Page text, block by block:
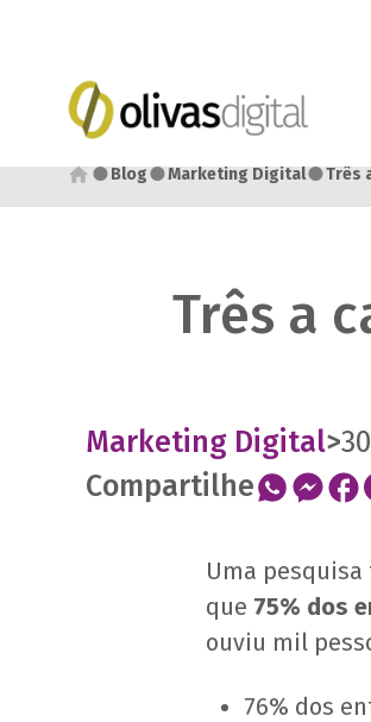
●Blog●Marketing Digital●Três
Três a
Marketing Digital>
Compartilhe
Uma
que 75% dos
ouviu mil
76% dos